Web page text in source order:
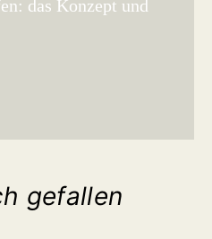
das Konzept und
gefallen